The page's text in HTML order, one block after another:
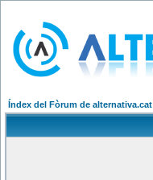
Índex del Fòrum de alternativa.cat